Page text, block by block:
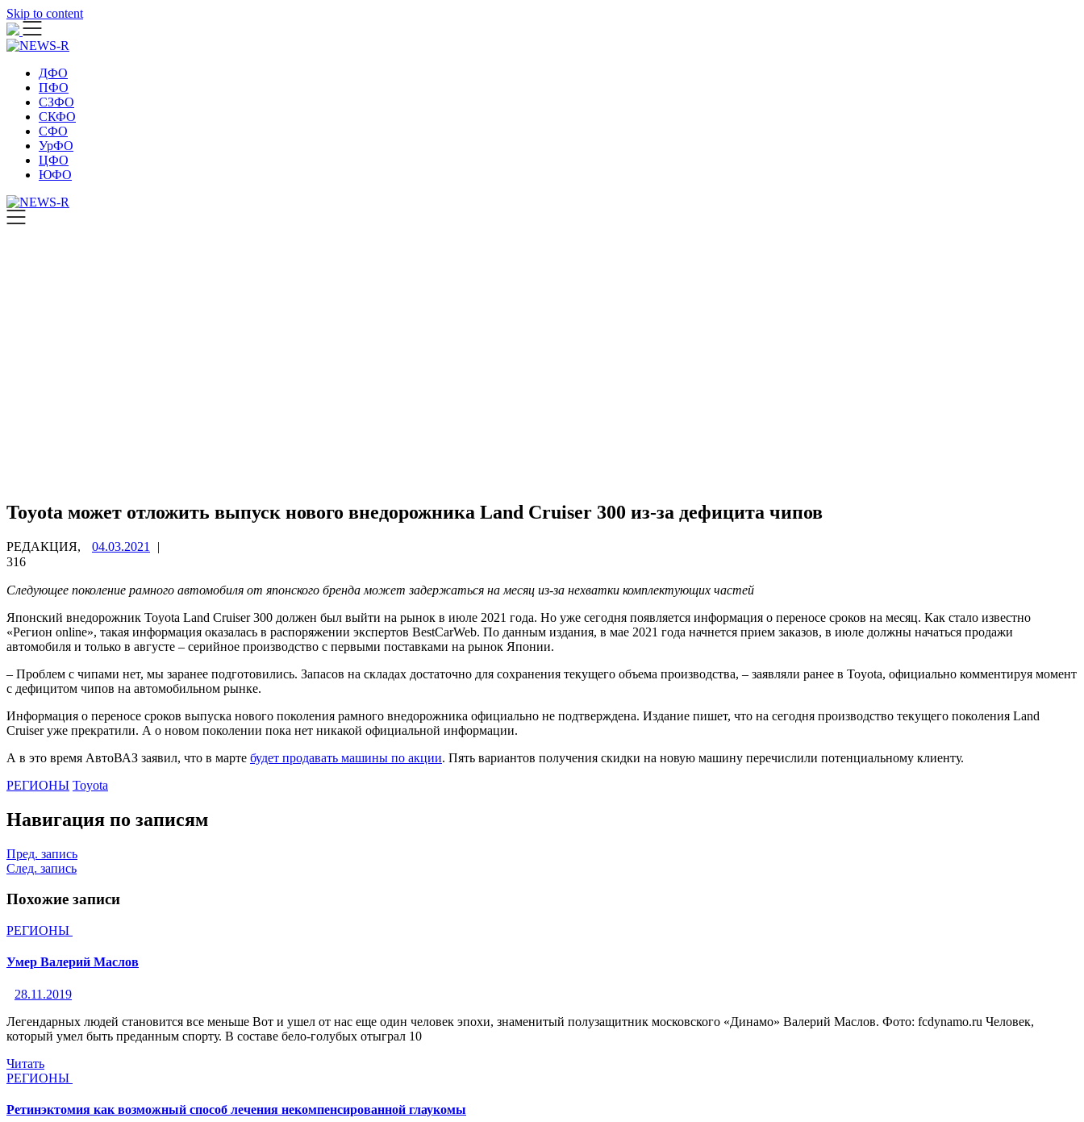
Skip to content
ДФО
ПФО
СЗФО
СКФО
СФО
УрФО
ЦФО
ЮФО
Toyota может отложить выпуск нового внедорожника Land Cruiser 300 из-за дефицита чипов
РЕДАКЦИЯ, 04.03.2021
|
316
Следующее поколение рамного автомобиля от японского бренда может задержаться на месяц из-за нехватки комплектующих частей
Японский внедорожник Toyota Land Cruiser 300 должен был выйти на рынок в июле 2021 года. Но уже сегодня появляется информация о переносе сроков на месяц. Как стало известно
«Регион online», такая информация оказалась в распоряжении экспертов BestCarWeb. По данным издания, в мае 2021 года начнется прием заказов, в июле должны начаться продажи
автомобиля и только в августе – серийное производство с первыми поставками на рынок Японии.
– Проблем с чипами нет, мы заранее подготовились. Запасов на складах достаточно для сохранения текущего объема производства, – заявляли ранее в Toyota, официально комментируя момент
с дефицитом чипов на автомобильном рынке.
Информация о переносе сроков выпуска нового поколения рамного внедорожника официально не подтверждена. Издание пишет, что на сегодня производство текущего поколения Land
Cruiser уже прекратили. А о новом поколении пока нет никакой официальной информации.
А в это время АвтоВАЗ заявил, что в марте будет продавать машины по акции. Пять вариантов получения скидки на новую машину перечислили потенциальному клиенту.
РЕГИОНЫ Toyota
Навигация по записям
Пред. запись
След. запись
Похожие записи
РЕГИОНЫ
Умер Валерий Маслов
28.11.2019
Легендарных людей становится все меньше Вот и ушел от нас еще один человек эпохи, знаменитый полузащитник московского «Динамо» Валерий Маслов. Фото: fcdynamo.ru Человек,
который умел быть преданным спорту. В составе бело-голубых отыграл 10
Читать
РЕГИОНЫ
Ретинэктомия как возможный способ лечения некомпенсированной глаукомы